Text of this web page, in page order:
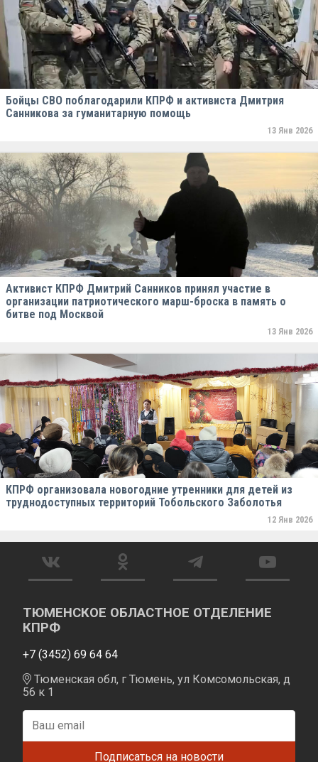
Бойцы СВО поблагодарили КПРФ и активиста Дмитрия
Санникова за гуманитарную помощь
13 Янв 2026
Активист КПРФ Дмитрий Санников принял участие в
организации патриотического марш-броска в память о
битве под Москвой
13 Янв 2026
КПРФ организовала новогодние утренники для детей из
труднодоступных территорий Тобольского Заболотья
12 Янв 2026
ТЮМЕНСКОЕ ОБЛАСТНОЕ ОТДЕЛЕНИЕ
КПРФ
+7 (3452) 69 64 64
Тюменская обл, г Тюмень, ул Комсомольская, д
56 к 1